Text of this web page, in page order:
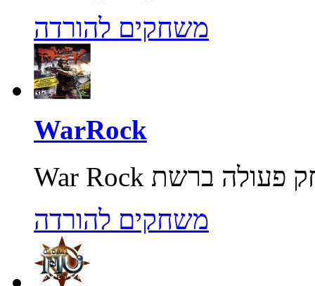
משחקים להורדה
WarRock
משחקים להורדה